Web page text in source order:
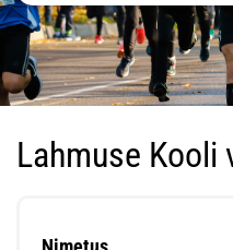
Lahmuse Kooli